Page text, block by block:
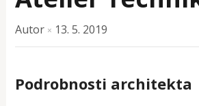
Autor × 13. 5. 2019
Podrobnosti architekta